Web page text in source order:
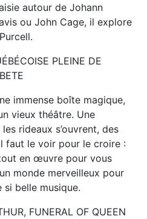
autour de Johann
ou John Cage, il explore
PLEINE DE
immense boîte magique,
vieux théâtre. Une
rideaux s’ouvrent, des
faut le voir pour le croire :
en œuvre pour vous
monde merveilleux pour
si belle musique.
FUNERAL OF QUEEN